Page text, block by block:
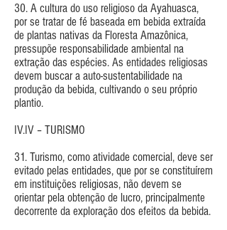
30. A cultura do uso religioso da Ayahuasca,
por se tratar de fé baseada em bebida extraída
de plantas nativas da Floresta Amazônica,
pressupõe responsabilidade ambiental na
extração das espécies. As entidades religiosas
devem buscar a auto-sustentabilidade na
produção da bebida, cultivando o seu próprio
plantio.
IV.IV – TURISMO
31. Turismo, como atividade comercial, deve ser
evitado pelas entidades, que por se constituírem
em instituições religiosas, não devem se
orientar pela obtenção de lucro, principalmente
decorrente da exploração dos efeitos da bebida.